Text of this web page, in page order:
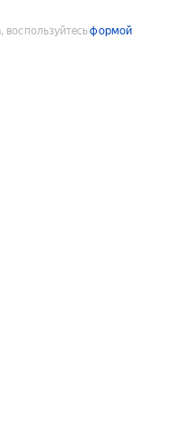
формой